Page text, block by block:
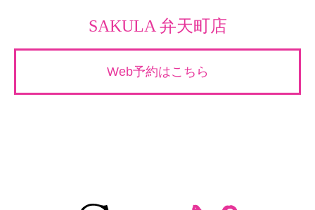
SAKULA 弁天町店
Web予約はこちら